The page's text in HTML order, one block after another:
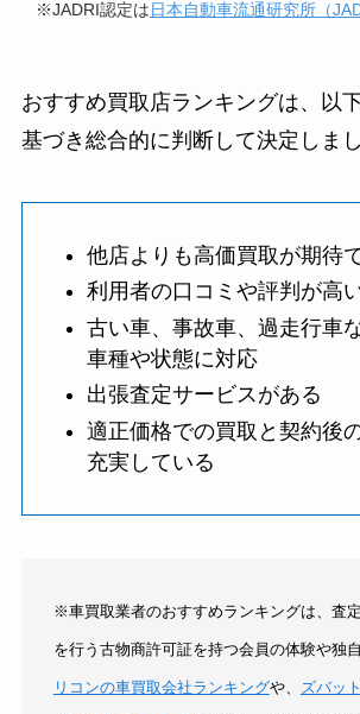
※JADRI認定は日本自動車流通研究所（
おすすめ買取店ランキングは、以
基づき総合的に判断して決定しまし
他店よりも高価買取が期待
利用者の口コミや評判が高
古い車、事故車、過走行車
車種や状態に対応
出張査定サービスがある
適正価格での買取と契約後
充実している
※車買取業者のおすすめランキングは、査
を行う古物商許可証を持つ会員の体験や独
リコンの車買取会社ランキングや、 ズバッ